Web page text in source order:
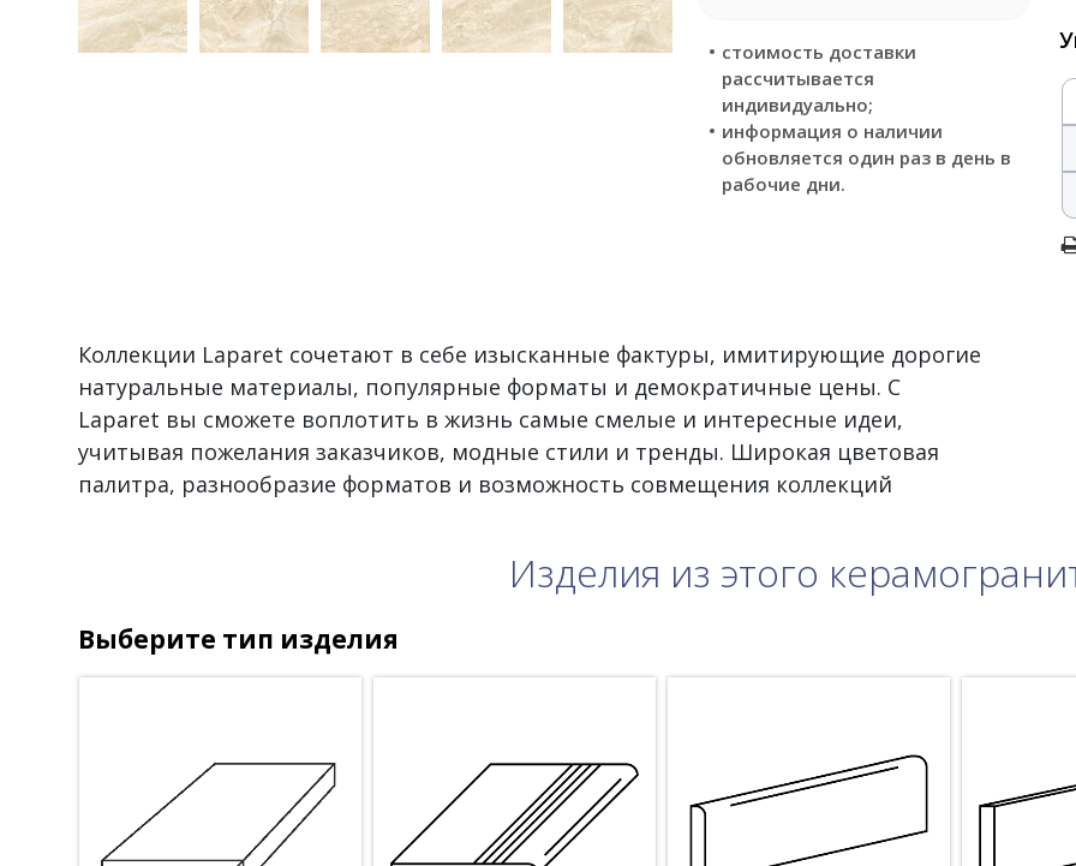
стоимость доставки
рассчитывается
индивидуально;
информация о наличии
обновляется один раз в день в
рабочие дни.
Коллекции Laparet сочетают в себе изысканные фактуры, имитирующие дорогие
натуральные материалы, популярные форматы и демократичные цены. С
Laparet вы сможете воплотить в жизнь самые смелые и интересные идеи,
учитывая пожелания заказчиков, модные стили и тренды. Широкая цветовая
палитра, разнообразие форматов и возможность совмещения коллекций
Изделия из этого
Выберите тип изделия